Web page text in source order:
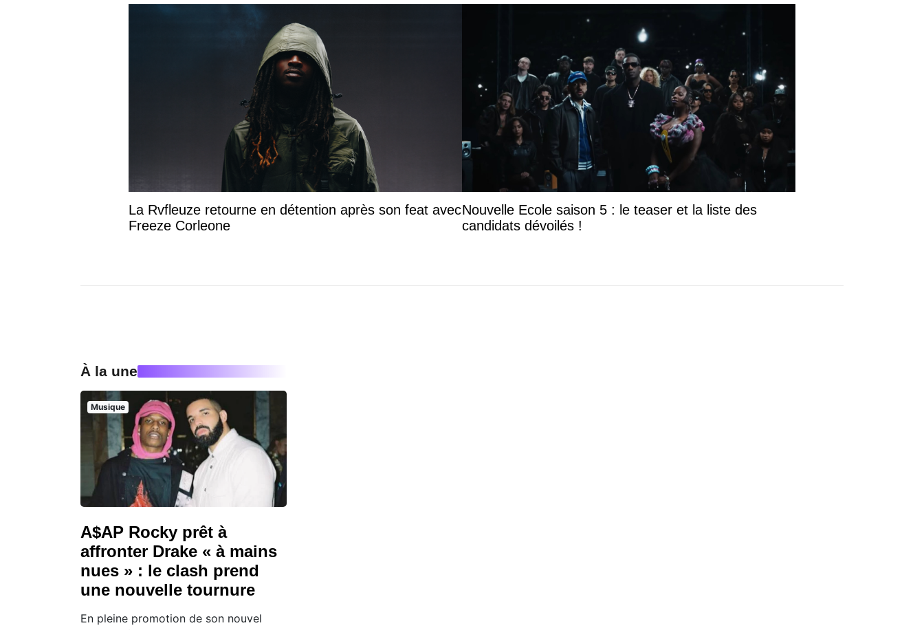
La Rvfleuze retourne en détention après son feat avec
Freeze Corleone
Nouvelle Ecole saison 5 : le teaser et la liste des
candidats dévoilés !
À la une
Musique
A$AP Rocky prêt à
affronter Drake « à mains
nues » : le clash prend
une nouvelle tournure
En pleine promotion de son nouvel